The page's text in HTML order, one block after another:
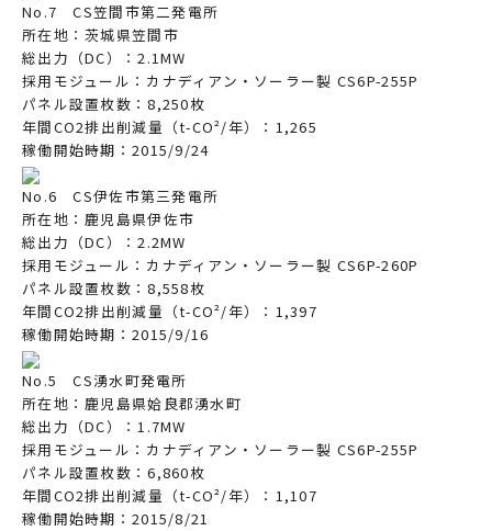
No.7 CS笠間市第二発電所
所在地：茨城県笠間市
総出力（DC）：2.1MW
採用モジュール：カナディアン・ソーラー製 CS6P-255P
パネル設置枚数：8,250枚
年間CO2排出削減量（t-CO²/年）：1,265
稼働開始時期：2015/9/24
No.6 CS伊佐市第三発電所
所在地：鹿児島県伊佐市
総出力（DC）：2.2MW
採用モジュール：カナディアン・ソーラー製 CS6P-260P
パネル設置枚数：8,558枚
年間CO2排出削減量（t-CO²/年）：1,397
稼働開始時期：2015/9/16
No.5 CS湧水町発電所
所在地：鹿児島県姶良郡湧水町
総出力（DC）：1.7MW
採用モジュール：カナディアン・ソーラー製 CS6P-255P
パネル設置枚数：6,860枚
年間CO2排出削減量（t-CO²/年）：1,107
稼働開始時期：2015/8/21